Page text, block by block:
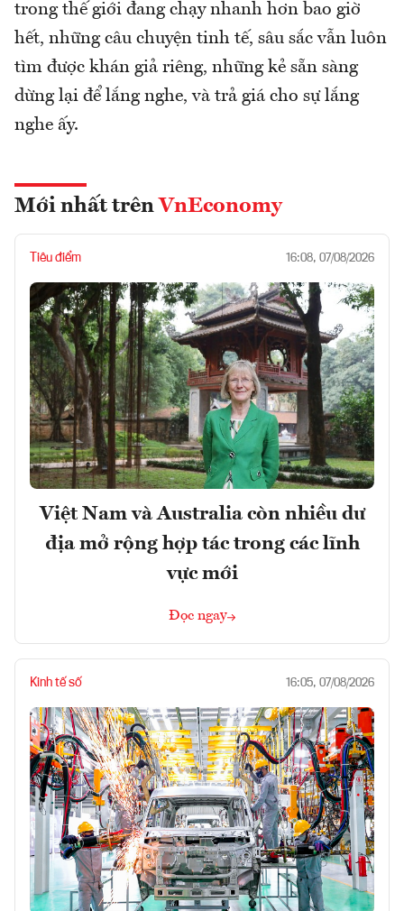
trong thế giới đang chạy nhanh hơn bao giờ
hết, những câu chuyện tinh tế, sâu sắc vẫn luôn
tìm được khán giả riêng, những kẻ sẵn sàng
dừng lại để lắng nghe, và trả giá cho sự lắng
nghe ấy.
Mới nhất trên VnEconomy
Tiêu điểm 16:08, 07/08/2026
Việt Nam và Australia còn nhiều dư
địa mở rộng hợp tác trong các lĩnh
vực mới
Đọc ngay
Kinh tế số 16:05, 07/08/2026